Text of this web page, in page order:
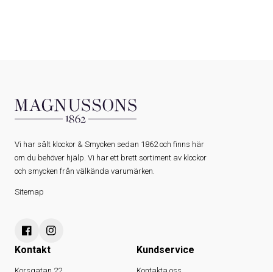
Vi har sålt klockor & Smycken sedan 1862 och finns här
om du behöver hjälp. Vi har ett brett sortiment av klockor
och smycken från välkända varumärken.
Sitemap
Kontakt Kundservice